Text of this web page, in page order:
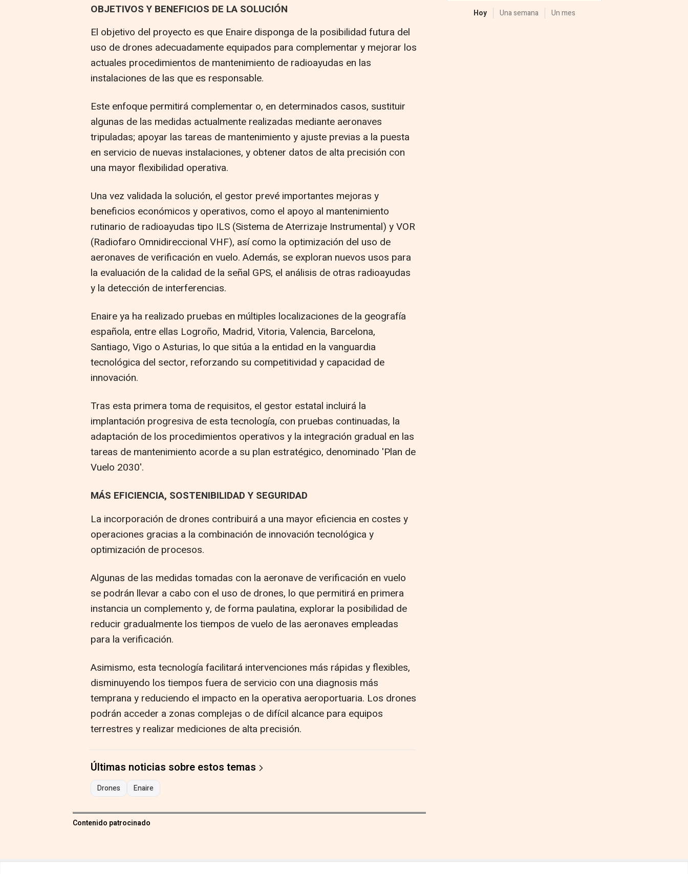
OBJETIVOS Y BENEFICIOS DE LA SOLUCIÓN
El objetivo del proyecto es que Enaire disponga de la posibilidad futura del
uso de drones adecuadamente equipados para complementar y mejorar los
actuales procedimientos de mantenimiento de radioayudas en las
instalaciones de las que es responsable.
Este enfoque permitirá complementar o, en determinados casos, sustituir
algunas de las medidas actualmente realizadas mediante aeronaves
tripuladas; apoyar las tareas de mantenimiento y ajuste previas a la puesta
en servicio de nuevas instalaciones, y obtener datos de alta precisión con
una mayor flexibilidad operativa.
Una vez validada la solución, el gestor prevé importantes mejoras y
beneficios económicos y operativos, como el apoyo al mantenimiento
rutinario de radioayudas tipo ILS (Sistema de Aterrizaje Instrumental) y VOR
(Radiofaro Omnidireccional VHF), así como la optimización del uso de
aeronaves de verificación en vuelo. Además, se exploran nuevos usos para
la evaluación de la calidad de la señal GPS, el análisis de otras radioayudas
y la detección de interferencias.
Enaire ya ha realizado pruebas en múltiples localizaciones de la geografía
española, entre ellas Logroño, Madrid, Vitoria, Valencia, Barcelona,
Santiago, Vigo o Asturias, lo que sitúa a la entidad en la vanguardia
tecnológica del sector, reforzando su competitividad y capacidad de
innovación.
Tras esta primera toma de requisitos, el gestor estatal incluirá la
implantación progresiva de esta tecnología, con pruebas continuadas, la
adaptación de los procedimientos operativos y la integración gradual en las
tareas de mantenimiento acorde a su plan estratégico, denominado 'Plan de
Vuelo 2030'.
MÁS EFICIENCIA, SOSTENIBILIDAD Y SEGURIDAD
La incorporación de drones contribuirá a una mayor eficiencia en costes y
operaciones gracias a la combinación de innovación tecnológica y
optimización de procesos.
Algunas de las medidas tomadas con la aeronave de verificación en vuelo
se podrán llevar a cabo con el uso de drones, lo que permitirá en primera
instancia un complemento y, de forma paulatina, explorar la posibilidad de
reducir gradualmente los tiempos de vuelo de las aeronaves empleadas
para la verificación.
Asimismo, esta tecnología facilitará intervenciones más rápidas y flexibles,
disminuyendo los tiempos fuera de servicio con una diagnosis más
temprana y reduciendo el impacto en la operativa aeroportuaria. Los drones
podrán acceder a zonas complejas o de difícil alcance para equipos
terrestres y realizar mediciones de alta precisión.
Últimas noticias sobre estos temas
Drones Enaire
Contenido patrocinado
Hoy Una semana Un mes